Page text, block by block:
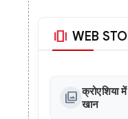
amp_stories WEB
photo_library क्रोएशिया
खान